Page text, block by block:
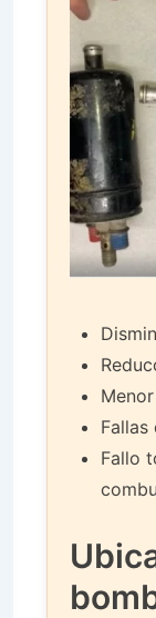
Fallas
Fallo